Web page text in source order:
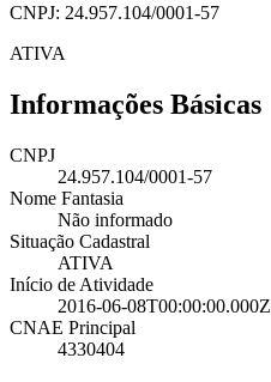
CNPJ: 24.957.104/0001-57
ATIVA
Informações Básicas
CNPJ
24.957.104/0001-57
Nome Fantasia
Não informado
Situação Cadastral
ATIVA
Início de Atividade
2016-06-08T00:00:00.000Z
CNAE Principal
4330404